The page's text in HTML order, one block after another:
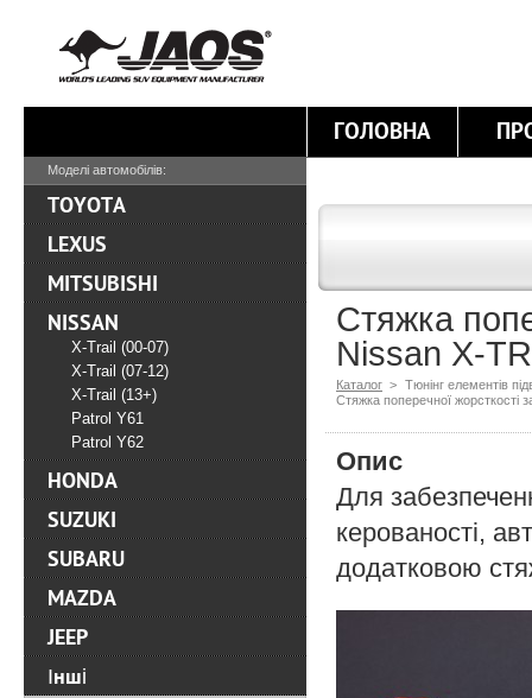
ГОЛОВНА
Стяжка
Nissan X-
Каталог > Тюнінг елементів
Стяжка поперечної жорсткості
Опис
Для
керованості,
додатковою
Моделі автомобілів:
TOYOTA
LEXUS
MITSUBISHI
NISSAN
X-Trail (00-07)
X-Trail (07-12)
X-Trail (13+)
Patrol Y61
Patrol Y62
HONDA
SUZUKI
SUBARU
MAZDA
JEEP
Інші